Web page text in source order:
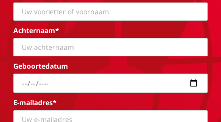
Achternaam*
Geboortedatum
E-mailadres*